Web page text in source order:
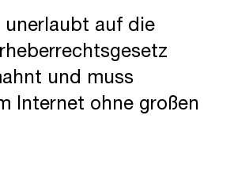
unerlaubt auf die
und muss
Internet ohne großen